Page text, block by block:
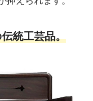
統工芸品。